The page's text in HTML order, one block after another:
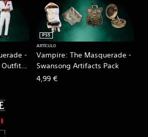
-
Outfits
Vampire: The Masquerade -
Swansong Artifacts Pack
PS5
ARTÍCULO
4,99 €